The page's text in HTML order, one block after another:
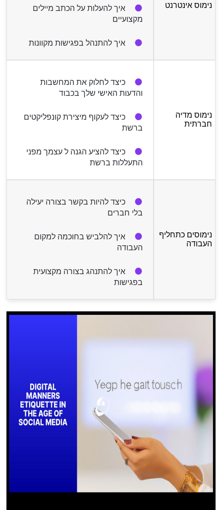
נימוס אינטרנט
איך להעלות על הכתב מיילים
מקצועיים
איך להתנהל בפגישות מקוונות
נימוס מדיה
חברתית
כיצד לחלוק את המחשבות
והדעות האישי שלך בכבוד
כיצד לעקוף מיצירת קונפליקטים
ברשת
כיצד להציע הגנה ל עצמך מפני
התעללות ברשת
נימוסים כתחליף
העבודה
כיצד להיות בקשר בצורה יעילה
בלי חברים
איך להלביש בחוכמה למקום
העבודה
איך להתנהג בצורה מקצועית
בפגישות